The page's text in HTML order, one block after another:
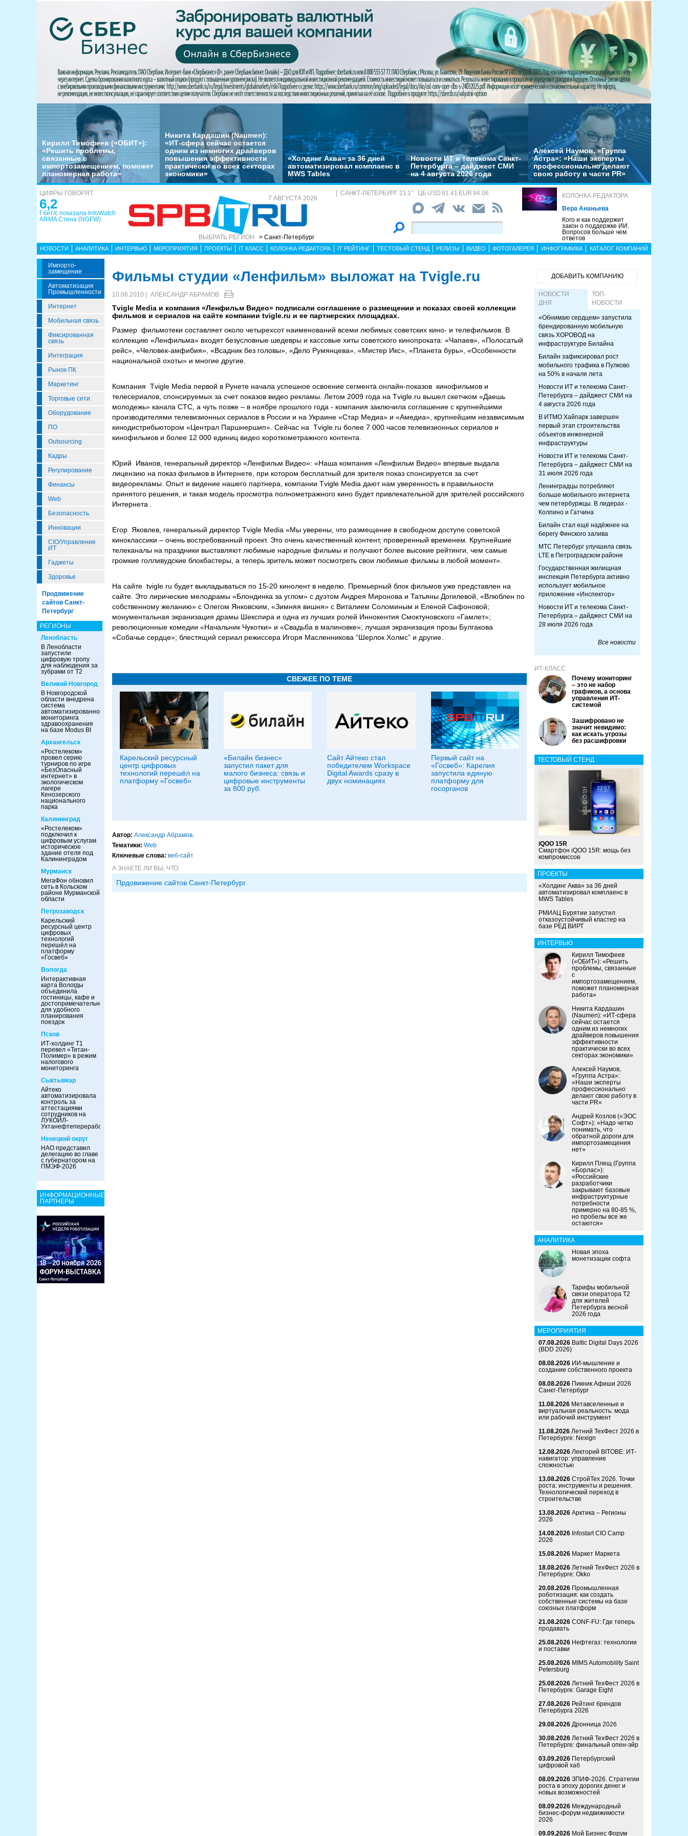
Кирилл Тимофеев («ОБИТ»):
«Решить проблемы,
связанные с
импортозамещением, поможет
планомерная работа»
Никита Кардашин (Naumen):
«ИТ-сфера сейчас остается
одним из немногих драйверов
повышения эффективности
практически во всех секторах
экономики»
«Холдинг Аква» за 36 дней
автоматизировал комплаенс в
MWS Tables
Новости ИТ и телекома Санкт-
Петербурга – дайджест СМИ
на 4 августа 2026 года
Алексей Наумов, «Группа
Астра»: «Наши эксперты
профессионально делают
свою работу в части PR»
ЦИФРЫ ГОВОРЯТ
6,2
Гбит/с показала InfoWatch
ARMA Стена (NGFW)
7 АВГУСТА 2026
ВЫБРАТЬ РЕГИОН > Санкт-Петербург
САНКТ-ПЕТЕРБУРГ 21.1° ЦБ USD 81.41 EUR 94.06
КОЛОНКА РЕДАКТОРА
Вера Ананьева
Кого и как поддержит
закон о поддержке ИИ.
Вопросов больше чем
ответов
НОВОСТИ АНАЛИТИКА ИНТЕРВЬЮ МЕРОПРИЯТИЯ ПРОЕКТЫ IT КЛАСС КОЛОНКА РЕДАКТОРА IT РЕЙТИНГ ТЕСТОВЫЙ СТЕНД РЕЛИЗЫ ВИДЕО ФОТОГАЛЕРЕЯ ИНФОГРАФИКА КАТАЛОГ КОМПАНИЙ
Импорто­
Замещение
Автоматизация
Промышленности
Интернет
Мобильная связь
Фиксированная
связь
Интеграция
Рынок ПК
Маркетинг
Торговые сети
Оборудование
ПО
Outsourcing
Кадры
Регулирование
Финансы
Web
Безопасность
Инновации
CIO/Управление
ИТ
Гаджеты
Здоровье
Продвижение
сайтов Санкт-
Петербург
РЕГИОНЫ
Ленобласть
В Ленобласти
запустили
цифровую тропу
для наблюдения за
зубрами от Т2
Великий Новгород
В Новгородской
области внедрена
система
автоматизированного
мониторинга
здравоохранения
на базе Modus BI
Архангельск
«Ростелеком»
провел серию
турниров по игре
«БезОпасный
интернет» в
экологическом
лагере
Кенозерского
национального
парка
Калининград
«Ростелеком»
подключил к
цифровым услугам
историческое
здание отеля под
Калининградом
Мурманск
МегаФон обновил
сеть в Кольском
районе Мурманской
области
Петрозаводск
Карельский
ресурсный центр
цифровых
технологий
перешёл на
платформу
«Госвеб»
Вологда
Интерактивная
карта Вологды
объединила
гостиницы, кафе и
достопримечательности
для удобного
планирования
поездок
Псков
ИТ-холдинг Т1
перевел «Титан-
Полимер» в режим
налогового
мониторинга
Сыктывкар
Айтеко
автоматизировала
контроль за
аттестациями
сотрудников на
ЛУКОЙЛ-
Ухтанефтепереработка
Ненецкий округ
НАО представил
делегацию во главе
с губернатором на
ПМЭФ-2026
ИНФОРМАЦИОННЫЕ
ПАРТНЕРЫ
Фильмы студии «Ленфильм» выложат на Tvigle.ru
10.06.2010 | АЛЕКСАНДР АБРАМОВ
Tvigle Media и компания «Ленфильм Видео» подписали соглашение о размещении и показах своей коллекции
фильмов и сериалов на сайте компании tvigle.ru и ее партнерских площадках.
Размер фильмотеки составляет около четырехсот наименований всеми любимых советских кино- и телефильмов. В
коллекцию «Ленфильма» входят безусловные шедевры и кассовые хиты советского кинопроката: «Чапаев», «Полосатый
рейс», «Человек-амфибия», «Всадник без головы», «Дело Румянцева», «Мистер Икс», «Планета бурь», «Особенности
национальной охоты» и многие другие.
Компания Tvigle Media первой в Рунете начала успешное освоение сегмента онлайн-показов кинофильмов и
телесериалов, спонсируемых за счет показов видео рекламы. Летом 2009 года на Tvigle.ru вышел скетчком «Даешь
молодежь» канала СТС, а чуть позже – в ноябре прошлого года - компания заключила соглашение с крупнейшими
производителями телевизионных сериалов в России и на Украине «Стар Медиа» и «Амедиа», крупнейшим независимым
кинодистрибьютором «Централ Паршнершип». Сейчас на Tvigle.ru более 7 000 часов телевизионных сериалов и
кинофильмов и более 12 000 единиц видео короткометражного контента.
Юрий Иванов, генеральный директор «Ленфильм Видео»: «Наша компания «Ленфильм Видео» впервые выдала
лицензию на показ фильмов в Интернете, при котором бесплатный для зрителя показ спонсируется за счет
видеорекламы. Опыт и видение нашего партнера, компании Tvigle Media дают нам уверенность в правильности
принятого решения, и такая модель просмотра полнометражного кино будет привлекательной для зрителей российского
Интернета .
Егор Яковлев, генеральный директор Tvigle Media «Мы уверены, что размещение в свободном доступе советской
киноклассики – очень востребованный проект. Это очень качественный контент, проверенный временем. Крупнейшие
телеканалы на праздники выставляют любимые народные фильмы и получают более высокие рейтинги, чем самые
громкие голливудские блокбастеры, а теперь зритель может посмотреть свои любимые фильмы в любой момент».
На сайте tvigle.ru будет выкладываться по 15-20 кинолент в неделю. Премьерный блок фильмов уже представлен на
сайте. Это лирические мелодрамы «Блондинка за углом» с дуэтом Андрея Миронова и Татьяны Догилевой, «Влюблен по
собственному желанию» с Олегом Янковским, «Зимняя вишня» с Виталием Соломиным и Еленой Сафоновой;
монументальная экранизация драмы Шекспира и одна из лучших ролей Иннокентия Смоктуновского «Гамлет»;
революционные комедии «Начальник Чукотки» и «Свадьба в малиновке»; лучшая экранизация прозы Булгакова
«Собачье сердце»; блестящий сериал режиссера Игоря Масленникова “Шерлок Холмс” и другие.
СВЕЖЕЕ ПО ТЕМЕ
Карельский ресурсный
центр цифровых
технологий перешёл на
платформу «Госвеб»
«Билайн бизнес»
запустил пакет для
малого бизнеса: связь и
цифровые инструменты
за 800 руб.
Сайт Айтеко стал
победителем Workspace
Digital Awards сразу в
двух номинациях
Первый сайт на
«Госвеб»: Карелия
запустила единую
платформу для
госорганов
Автор: Александр Абрамов.
Тематики: Web
Ключевые слова: веб-сайт
А ЗНАЕТЕ ЛИ ВЫ, ЧТО:
Прдовижение сайтов Санкт-Петербург
ДОБАВИТЬ КОМПАНИЮ
НОВОСТИ
ДНЯ
ТОП-
НОВОСТИ
«Обнимаю сердцем» запустила
брендированную мобильную
связь ХОРОВОД на
инфраструктуре Билайна
Билайн зафиксировал рост
мобильного трафика в Пулково
на 50% в начале лета
Новости ИТ и телекома Санкт-
Петербурга – дайджест СМИ на
4 августа 2026 года
В ИТМО Хайпарк завершен
первый этап строительства
объектов инженерной
инфраструктуры
Новости ИТ и телекома Санкт-
Петербурга – дайджест СМИ на
31 июля 2026 года
Ленинградцы потребляют
больше мобильного интернета
чем петербуржцы. В лидерах -
Колпино и Гатчина
Билайн стал ещё надёжнее на
берегу Финского залива
МТС Петербург улучшила связь
LTE в Петроградском районе
Государственная жилищная
инспекция Петербурга активно
использует мобильное
приложение «Инспектор»
Новости ИТ и телекома Санкт-
Петербурга – дайджест СМИ на
28 июля 2026 года
Все новости
ИТ-КЛАСС
Почему мониторинг
– это не набор
графиков, а основа
управления ИТ-
системой
Зашифровано не
значит невидимо:
как искать угрозы
без расшифровки
ТЕСТОВЫЙ СТЕНД
iQOO 15R
Смартфон iQOO 15R: мощь без
компромиссов
ПРОЕКТЫ
«Холдинг Аква» за 36 дней
автоматизировал комплаенс в
MWS Tables
РМИАЦ Бурятии запустил
отказоустойчивый кластер на
базе РЕД ВИРТ
ИНТЕРВЬЮ
Кирилл Тимофеев
(«ОБИТ»): «Решить
проблемы, связанные
с
импортозамещением,
поможет планомерная
работа»
Никита Кардашин
(Naumen): «ИТ-сфера
сейчас остается
одним из немногих
драйверов повышения
эффективности
практически во всех
секторах экономики»
Алексей Наумов,
«Группа Астра»:
«Наши эксперты
профессионально
делают свою работу в
части PR»
Андрей Козлов («ЭОС
Софт»): «Надо четко
понимать, что
обратной дороги для
импортозамещения
нет»
Кирилл Плещ (Группа
«Борлас»):
«Российские
разработчики
закрывают базовые
инфраструктурные
потребности
примерно на 80-85 %,
но пробелы все же
остаются»
АНАЛИТИКА
Новая эпоха
монетизации софта
Тарифы мобильной
связи оператора Т2
для жителей
Петербурга весной
2026 года
МЕРОПРИЯТИЯ
07.08.2026 Baltic Digital Days 2026
(BDD 2026)
08.08.2026 ИИ-мышление и
создание собственного проекта
08.08.2026 Пикник Афиши 2026
Санкт-Петербург
11.08.2026 Метавселенные и
виртуальная реальность: мода
или рабочий инструмент
11.08.2026 Летний ТехФест 2026 в
Петербурге: Nexign
12.08.2026 Лекторий BITOBE: ИТ-
навигатор: управление
сложностью
13.08.2026 СтройТех 2026. Точки
роста: инструменты и решения.
Технологический переход в
строительстве
13.08.2026 Арктика – Регионы
2026
14.08.2026 Infostart CIO Camp
2026
15.08.2026 Маркет Маркета
18.08.2026 Летний ТехФест 2026 в
Петербурге: Okko
20.08.2026 Промышленная
роботизация: как создать
собственные системы на базе
союзных платформ
21.08.2026 CONF-FU: Где теперь
продавать
25.08.2026 Нефтегаз: технологии
и поставки
25.08.2026 MIMS Automobility Saint
Petersburg
25.08.2026 Летний ТехФест 2026 в
Петербурге: Garage Eight
27.08.2026 Рейтинг брендов
Петербурга 2026
29.08.2026 Дронница 2026
30.08.2026 Летний ТехФест 2026 в
Петербурге: финальный опен-эйр
03.09.2026 Петербургский
цифровой хаб
08.09.2026 ЗПИФ-2026. Стратегии
роста в эпоху дорогих денег и
новых возможностей
08.09.2026 Международный
бизнес-форум недвижимости
2026
09.09.2026 Мой Бизнес Форум